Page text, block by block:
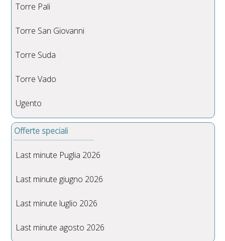
Torre Pali
Torre San Giovanni
Torre Suda
Torre Vado
Ugento
Offerte speciali
Last minute Puglia 2026
Last minute giugno 2026
Last minute luglio 2026
Last minute agosto 2026